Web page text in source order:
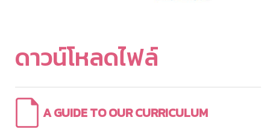
ดาวน์โหลดไฟล์
A GUIDE TO OUR CURRICULUM